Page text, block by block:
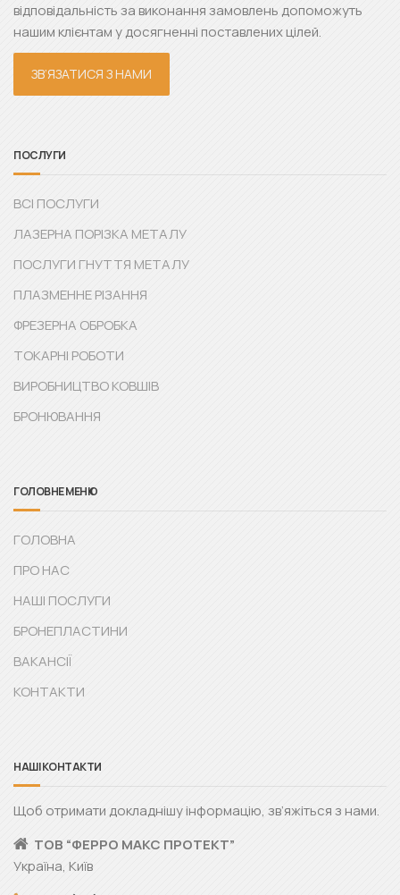
відповідальність за виконання замовлень допоможуть
нашим клієнтам у досягненні поставлених цілей.
ЗВ’ЯЗАТИСЯ З НАМИ
ПОСЛУГИ
ВСІ ПОСЛУГИ
ЛАЗЕРНА ПОРІЗКА МЕТАЛУ
ПОСЛУГИ ГНУТТЯ МЕТАЛУ
ПЛАЗМЕННЕ РІЗАННЯ
ФРЕЗЕРНА ОБРОБКА
ТОКАРНІ РОБОТИ
ВИРОБНИЦТВО КОВШІВ
БРОНЮВАННЯ
ГОЛОВНЕ МЕНЮ
ГОЛОВНА
ПРО НАС
НАШІ ПОСЛУГИ
БРОНЕПЛАСТИНИ
ВАКАНСІЇ
КОНТАКТИ
НАШІ КОНТАКТИ
Щоб отримати докладнішу інформацію, зв’яжіться з нами.
ТОВ “ФЕРРО МАКС ПРОТЕКТ”
Україна, Київ